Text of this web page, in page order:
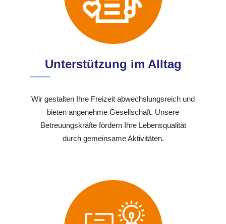
Unterstützung im Alltag
Wir gestalten Ihre Freizeit abwechslungsreich und
bieten angenehme Gesellschaft. Unsere
Betreuungskräfte fördern Ihre Lebensqualität
durch gemeinsame Aktivitäten.